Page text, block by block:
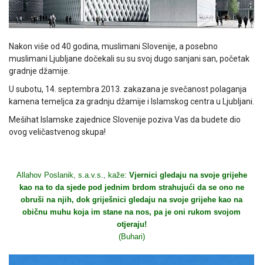
Nakon više od 40 godina, muslimani Slovenije, a posebno
muslimani Ljubljane dočekali su su svoj dugo sanjani san, početak
gradnje džamije.
U subotu, 14. septembra 2013. zakazana je svečanost polaganja
kamena temeljca za gradnju džamije i Islamskog centra u Ljubljani.
Mešihat Islamske zajednice Slovenije poziva Vas da budete dio
ovog veličastvenog skupa!
Allahov Poslanik, s.a.v.s., kaže: Vjernici gledaju na svoje grijehe
kao na to da sjede pod jednim brdom strahujući da se ono ne
obruši na njih, dok griješnici gledaju na svoje grijehe kao na
običnu muhu koja im stane na nos, pa je oni rukom svojom
otjeraju!
(Buhari)